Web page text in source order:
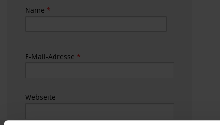
Name *
E-Mail-Adresse *
Webseite